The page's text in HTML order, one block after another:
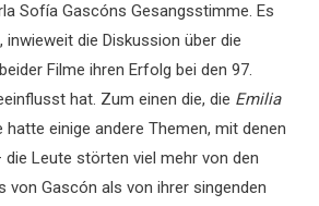
Sofía Gascóns Gesangsstimme. Es
die Diskussion über die
Filme ihren Erfolg bei den 97.
hat. Zum einen die, die Emilia
hatte einige andere Themen, mit denen
Leute störten viel mehr von den
von Gascón als von ihrer singenden